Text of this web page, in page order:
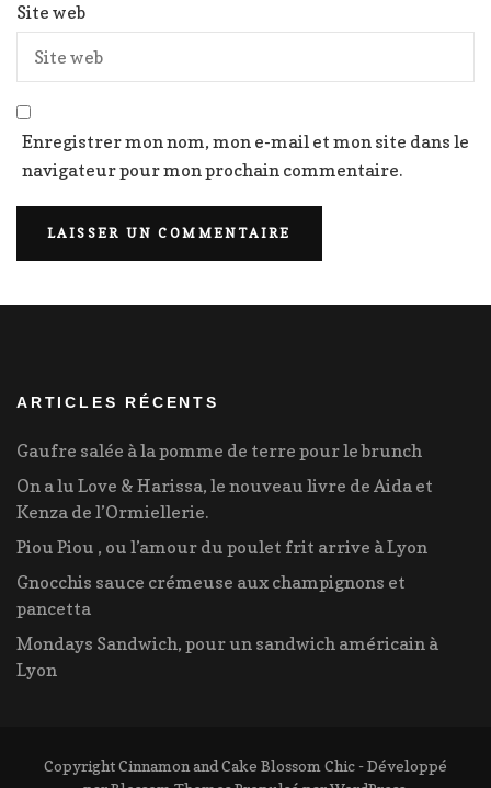
Site web
Enregistrer mon nom, mon e-mail et mon site dans le
navigateur pour mon prochain commentaire.
ARTICLES RÉCENTS
Gaufre salée à la pomme de terre pour le brunch
On a lu Love & Harissa, le nouveau livre de Aida et
Kenza de l’Ormiellerie.
Piou Piou , ou l’amour du poulet frit arrive à Lyon
Gnocchis sauce crémeuse aux champignons et
pancetta
Mondays Sandwich, pour un sandwich américain à
Lyon
Copyright Cinnamon and Cake Blossom Chic - Développé